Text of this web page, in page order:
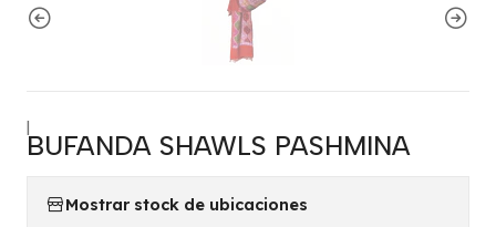
|
BUFANDA SHAWLS PASHMINA
Mostrar stock de ubicaciones